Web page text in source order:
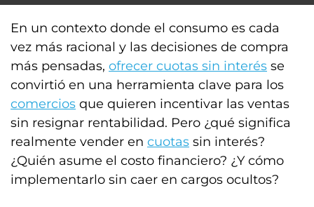
En un contexto donde el consumo es cada
vez más racional y las decisiones de compra
más pensadas, ofrecer cuotas sin interés se
convirtió en una herramienta clave para los
comercios que quieren incentivar las ventas
sin resignar rentabilidad. Pero ¿qué significa
realmente vender en cuotas sin interés?
¿Quién asume el costo financiero? ¿Y cómo
implementarlo sin caer en cargos ocultos?